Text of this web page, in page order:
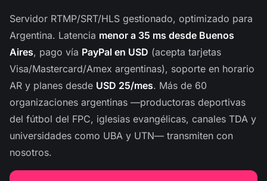
Servidor RTMP/SRT/HLS gestionado, optimizado para
Argentina. Latencia menor a 35 ms desde Buenos
Aires, pago vía PayPal en USD (acepta tarjetas
Visa/Mastercard/Amex argentinas), soporte en horario
AR y planes desde USD 25/mes. Más de 60
organizaciones argentinas —productoras deportivas
del fútbol del FPC, iglesias evangélicas, canales TDA y
universidades como UBA y UTN— transmiten con
nosotros.